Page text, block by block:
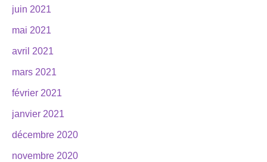
juin 2021
mai 2021
avril 2021
mars 2021
février 2021
janvier 2021
décembre 2020
novembre 2020